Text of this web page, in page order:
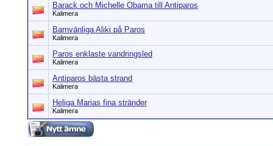
Barack och Michelle Obama till Antiparos
Kalimera
Barnvänliga Aliki på Paros
Kalimera
Paros enklaste vandringsled
Kalimera
Antiparos bästa strand
Kalimera
Heliga Marias fina stränder
Kalimera